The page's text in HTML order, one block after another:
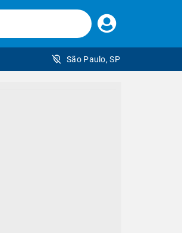
Faça
seu
São Paulo, SP